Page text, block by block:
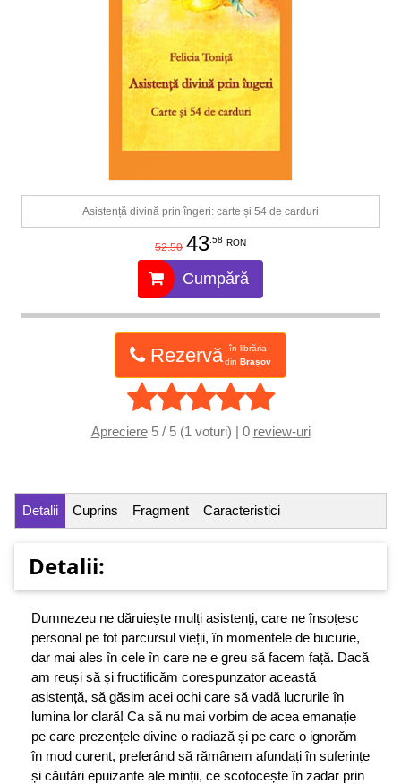
Asistență divină prin îngeri: carte și 54 de carduri
52.50 43.58 RON
Cumpără
Rezervă
în librăria
din Brașov
Apreciere5 / 5 (1 voturi) | 0 review-uri
Detalii Cuprins Fragment Caracteristici
Detalii:
Dumnezeu ne dăruiește mulți asistenți, care ne însoțesc
personal pe tot parcursul vieții, în momentele de bucurie,
dar mai ales în cele în care ne e greu să facem față. Dacă
am reuși să și fructificăm corespunzator această
asistență, să găsim acei ochi care să vadă lucrurile în
lumina lor clară! Ca să nu mai vorbim de acea emanație
pe care prezențele divine o radiază și pe care o ignorăm
în mod curent, preferând să rămânem afundați în suferințe
și căutări epuizante ale minții, ce scotocește în zadar prin